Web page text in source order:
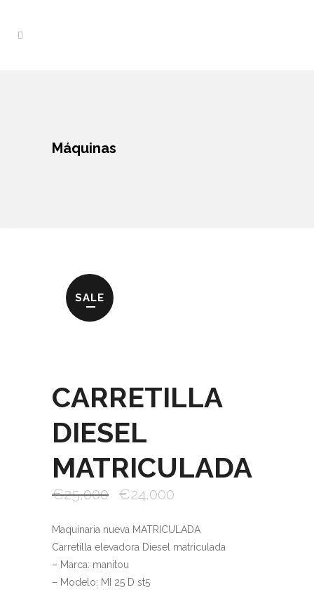
Máquinas
SALE
CARRETILLA
DIESEL
MATRICULADA
€25,000 €24,000
Maquinaria nueva MATRICULADA
Carretilla elevadora Diesel matriculada
– Marca: manitou
– Modelo: MI 25 D st5